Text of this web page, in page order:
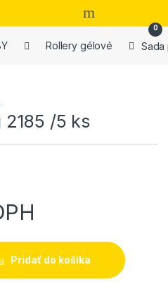
0
Rollery gélové Sada
2185 /5 ks
Pridať do košíka